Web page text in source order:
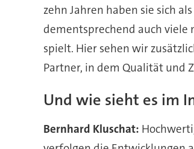
zehn Jahren haben sie sich
dementsprechend auch
spielt. Hier sehen wir
Partner, in dem Qualität und
Und wie sieht es im
Bernhard Kluschat: